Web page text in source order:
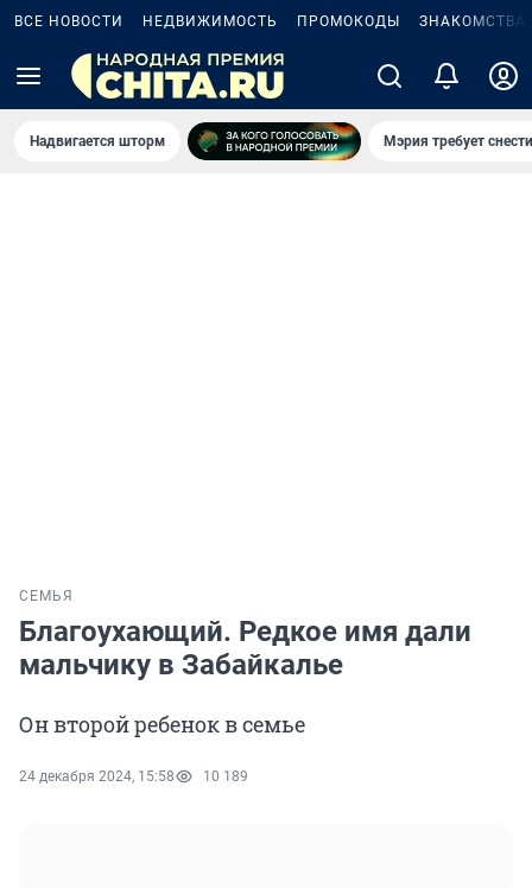
ВСЕ НОВОСТИ НЕДВИЖИМОСТЬ ПРОМОКОДЫ ЗНАКОМСТВА
Надвигается шторм Мэрия требует
СЕМЬЯ
Благоухающий. Редкое имя дали
мальчику в Забайкалье
Он второй ребенок в семье
24 декабря 2024, 15:58 10 189